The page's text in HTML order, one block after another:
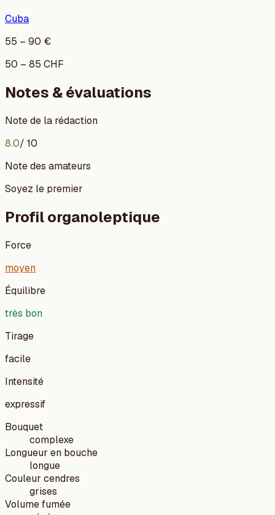
Cuba
55 – 90 €
50 – 85 CHF
Notes & évaluations
Note de la rédaction
8.0/ 10
Note des amateurs
Soyez le premier
Profil organoleptique
Force
moyen
Équilibre
très bon
Tirage
facile
Intensité
expressif
Bouquet
complexe
Longueur en bouche
longue
Couleur cendres
grises
Volume fumée